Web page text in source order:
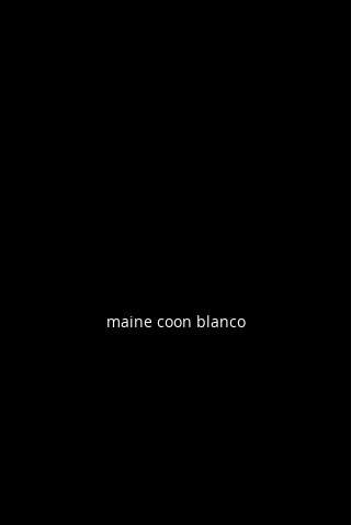
maine coon blanco